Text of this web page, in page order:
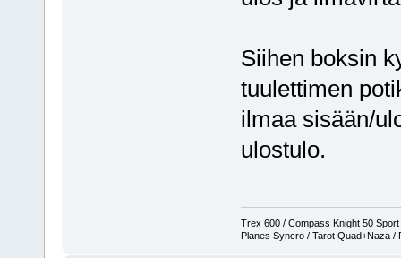
Siihen boksin
tuulettimen
ilmaa sisään/
ulostulo.
Trex 600 / Compass Knight 50
Planes Syncro / Tarot Quad+Naza